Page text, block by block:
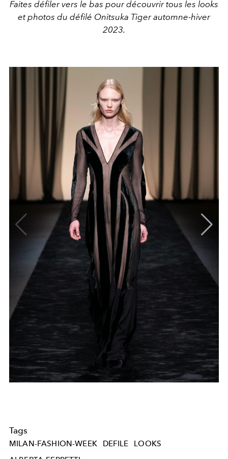
Faites défiler vers le bas pour découvrir tous les looks
et photos du défilé Onitsuka Tiger automne-hiver
2023.
Tags
MILAN-FASHION-WEEK DEFILE
LOOKS